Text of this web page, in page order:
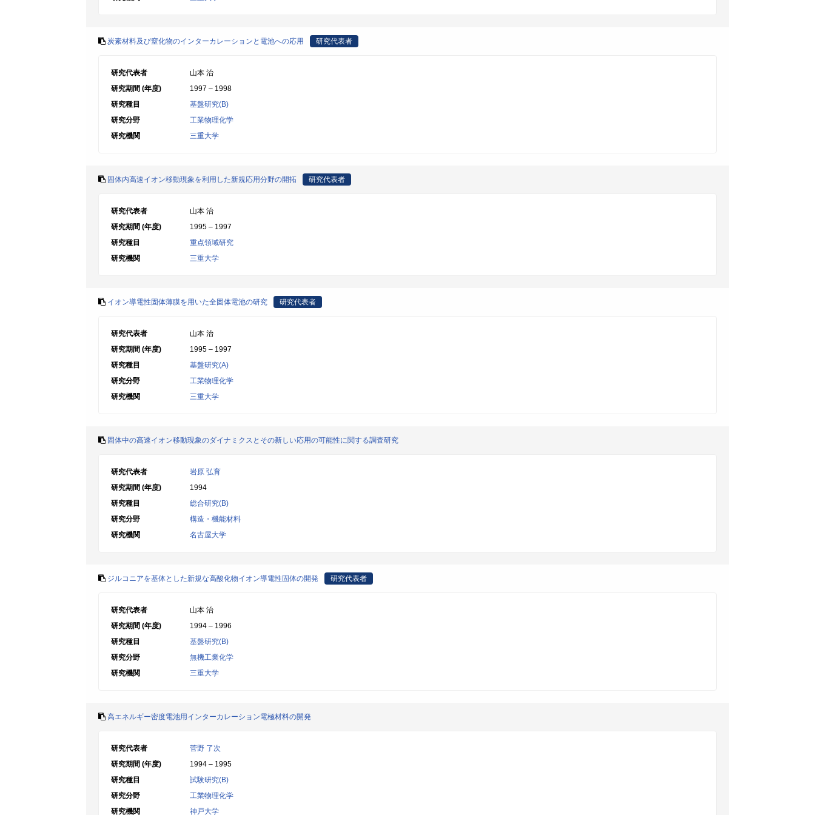
炭素材料及び窒化物のインターカレーションと電池への応用 研究代表者
研究代表者
山本 治
研究期間 (年度)
1997 – 1998
研究種目
基盤研究(B)
研究分野
工業物理化学
研究機関
三重大学
固体内高速イオン移動現象を利用した新規応用分野の開拓 研究代表者
研究代表者
山本 治
研究期間 (年度)
1995 – 1997
研究種目
重点領域研究
研究機関
三重大学
イオン導電性固体薄膜を用いた全固体電池の研究 研究代表者
研究代表者
山本 治
研究期間 (年度)
1995 – 1997
研究種目
基盤研究(A)
研究分野
工業物理化学
研究機関
三重大学
固体中の高速イオン移動現象のダイナミクスとその新しい応用の可能性に関する調査研究
研究代表者
岩原 弘育
研究期間 (年度)
1994
研究種目
総合研究(B)
研究分野
構造・機能材料
研究機関
名古屋大学
ジルコニアを基体とした新規な高酸化物イオン導電性固体の開発 研究代表者
研究代表者
山本 治
研究期間 (年度)
1994 – 1996
研究種目
基盤研究(B)
研究分野
無機工業化学
研究機関
三重大学
高エネルギー密度電池用インターカレーション電極材料の開発
研究代表者
菅野 了次
研究期間 (年度)
1994 – 1995
研究種目
試験研究(B)
研究分野
工業物理化学
研究機関
神戸大学